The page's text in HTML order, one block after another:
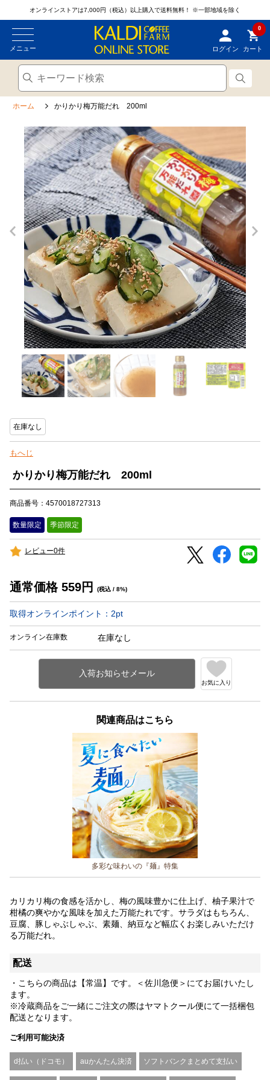
オンラインストアは7,000円（税込）以上購入で送料無料！ ※一部地域を除く
メニュー ログイン
0
カート
ホーム かりかり梅万能だれ 200ml
在庫なし
もへじ
かりかり梅万能だれ 200ml
商品番号：4570018727313
数量限定 季節限定
レビュー0件
通常価格 559円 (税込 / 8%)
取得オンラインポイント： 2pt
オンライン在庫数 在庫なし
お気に入り
関連商品はこちら
多彩な味わいの『麺』特集
カリカリ梅の食感を活かし、梅の風味豊かに仕上げ、柚子果汁で
柑橘の爽やかな風味を加えた万能たれです。サラダはもちろん、
豆腐、豚しゃぶしゃぶ、素麺、納豆など幅広くお楽しみいただけ
る万能だれ。
配送
・こちらの商品は【常温】です。＜佐川急便＞にてお届けいたし
ます。
※冷蔵商品をご一緒にご注文の際はヤマトクール便にて一括梱包
配送となります。
ご利用可能決済
d払い（ドコモ） auかんたん決済 ソフトバンクまとめて支払い